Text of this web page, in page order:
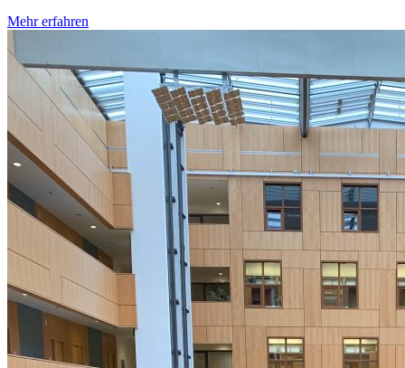
Mehr erfahren